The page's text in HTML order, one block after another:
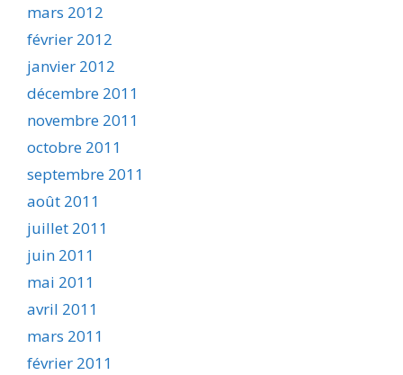
mars 2012
février 2012
janvier 2012
décembre 2011
novembre 2011
octobre 2011
septembre 2011
août 2011
juillet 2011
juin 2011
mai 2011
avril 2011
mars 2011
février 2011